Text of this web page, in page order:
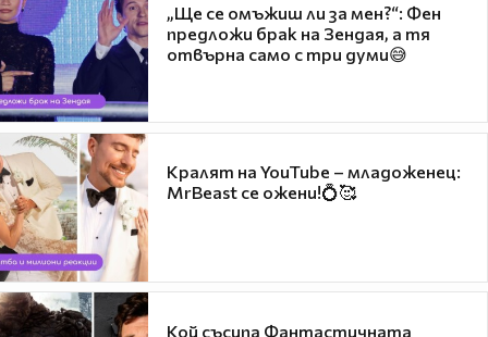
„Ще се омъжиш ли за мен?“: Фен
предложи брак на Зендая, а тя
отвърна само с три думи😅
Кралят на YouTube – младоженец:
MrBeast се ожени!💍🥰
Кой съсипа Фантастичната